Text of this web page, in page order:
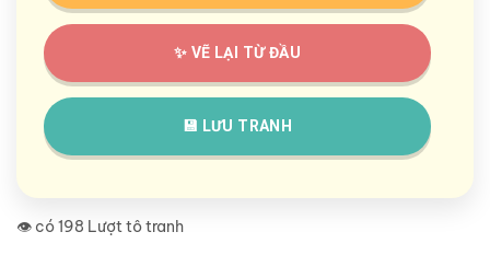
✨ VẼ LẠI TỪ ĐẦU
💾 LƯU TRANH
👁️ có 198 Lượt tô tranh